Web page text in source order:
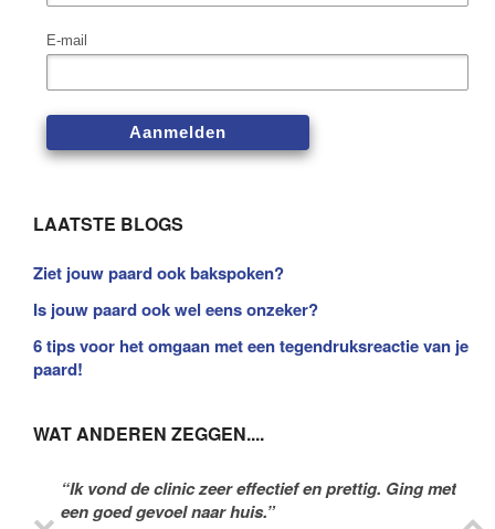
E-mail
LAATSTE BLOGS
Ziet jouw paard ook bakspoken?
Is jouw paard ook wel eens onzeker?
6 tips voor het omgaan met een tegendruksreactie van je
paard!
WAT ANDEREN ZEGGEN....
“Ik vond de clinic zeer effectief en prettig. Ging met
een goed gevoel naar huis.”